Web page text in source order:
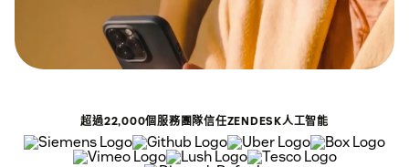
超過22,000個服務團隊信任ZENDESK人工智能